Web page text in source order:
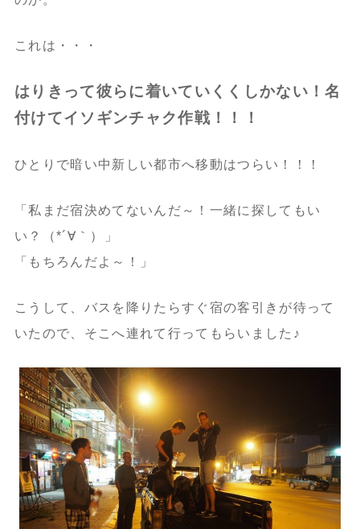
これは・・・
はりきって彼らに着いていくくしかない！名
付けてイソギンチャク作戦！！！
ひとりで暗い中新しい都市へ移動はつらい！！！
「私まだ宿決めてないんだ～！一緒に探してもい
い？（*´∀｀）」
「もちろんだよ～！」
こうして、バスを降りたらすぐ宿の客引きが待って
いたので、そこへ連れて行ってもらいました♪